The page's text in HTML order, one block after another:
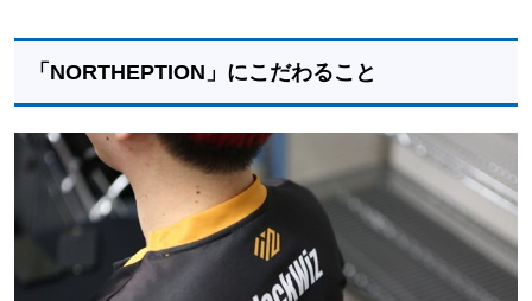
「NORTHEPTION」にこだわること